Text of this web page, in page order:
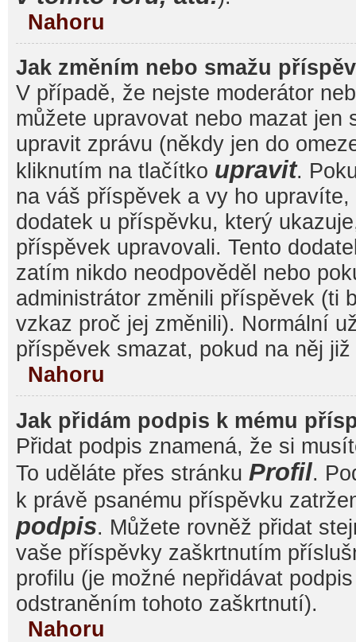
Nahoru
Jak změním nebo smažu
V případě, že nejste moderátor
můžete upravovat nebo mazat jen
upravit zprávu (někdy jen do
kliknutím na tlačítko upravit.
na váš příspěvek a vy ho
dodatek u příspěvku, který
příspěvek upravovali. Tento
zatím nikdo neodpověděl nebo
administrátor změnili příspěvek (ti
vzkaz proč jej změnili). Normální
příspěvek smazat, pokud na něj
Nahoru
Jak přidám podpis k mému
Přidat podpis znamená, že si
To uděláte přes stránku Profil.
k právě psanému příspěvku
podpis. Můžete rovněž přidat
vaše příspěvky zaškrtnutím
profilu (je možné nepřidávat
odstraněním tohoto zaškrtnutí).
Nahoru